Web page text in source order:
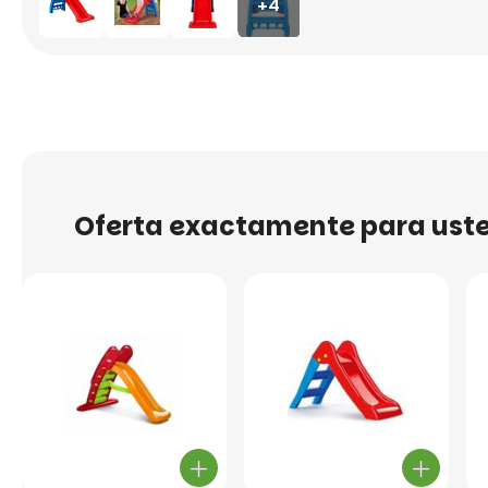
+4
Oferta exactamente para